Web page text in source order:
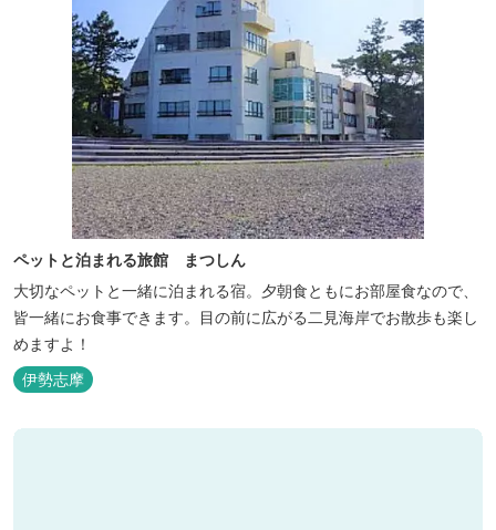
ペットと泊まれる旅館 まつしん
大切なペットと一緒に泊まれる宿。夕朝食ともにお部屋食なので、
皆一緒にお食事できます。目の前に広がる二見海岸でお散歩も楽し
めますよ！
伊勢志摩